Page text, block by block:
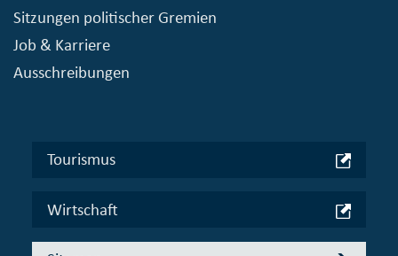
Sitzungen politischer Gremien
Job & Karriere
Ausschreibungen
Tourismus
Wirtschaft